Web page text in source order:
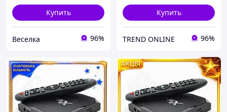
Купить
Веселка 96%
Купить
TREND ONLINE 96%